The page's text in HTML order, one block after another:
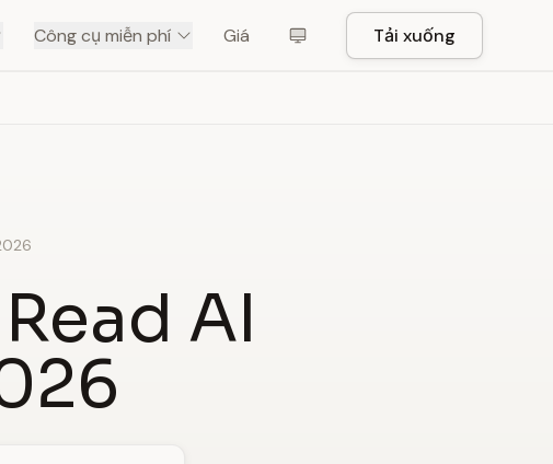
Công cụ miễn phí Giá Tải xuống
AI